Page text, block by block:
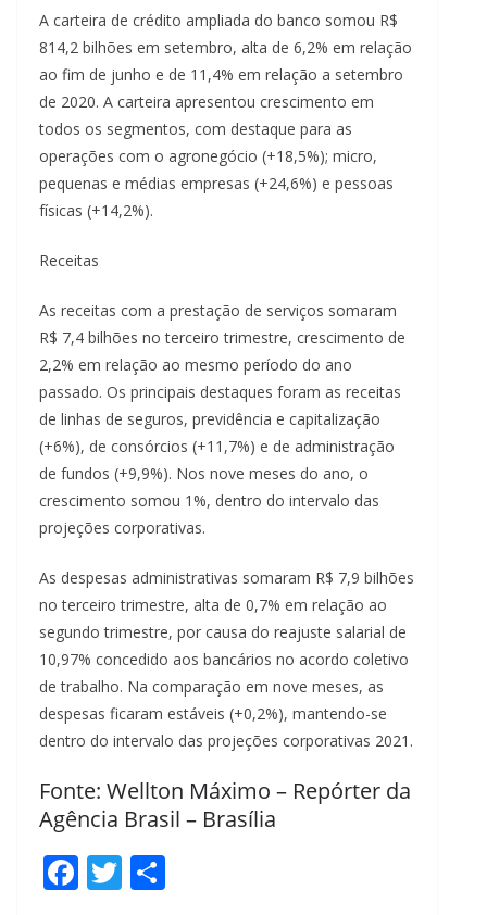
A carteira de crédito ampliada do banco somou R$
814,2 bilhões em setembro, alta de 6,2% em relação
ao fim de junho e de 11,4% em relação a setembro
de 2020. A carteira apresentou crescimento em
todos os segmentos, com destaque para as
operações com o agronegócio (+18,5%); micro,
pequenas e médias empresas (+24,6%) e pessoas
físicas (+14,2%).
Receitas
As receitas com a prestação de serviços somaram
R$ 7,4 bilhões no terceiro trimestre, crescimento de
2,2% em relação ao mesmo período do ano
passado. Os principais destaques foram as receitas
de linhas de seguros, previdência e capitalização
(+6%), de consórcios (+11,7%) e de administração
de fundos (+9,9%). Nos nove meses do ano, o
crescimento somou 1%, dentro do intervalo das
projeções corporativas.
As despesas administrativas somaram R$ 7,9 bilhões
no terceiro trimestre, alta de 0,7% em relação ao
segundo trimestre, por causa do reajuste salarial de
10,97% concedido aos bancários no acordo coletivo
de trabalho. Na comparação em nove meses, as
despesas ficaram estáveis (+0,2%), mantendo-se
dentro do intervalo das projeções corporativas 2021.
Fonte: Wellton Máximo – Repórter da
Agência Brasil – Brasília
F T